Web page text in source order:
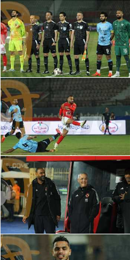
الكرة الإفريقية
منتخب مصر
سعودي في الجول
الدوري الإنجليزي
الدوري الإسباني
دوري أبطال أوروبا
القسم الثاني
رياضات أخرى
أمم إفريقيا
كرة السلة الأمريكية
كرة سلة